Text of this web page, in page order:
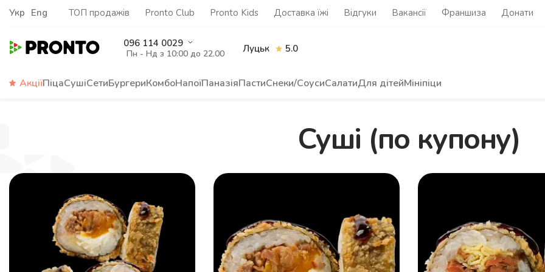
Укр Eng ТОП продажів Pronto Club Pronto Kids Доставка їжі Відгуки Вакансії Франшиза Донати
096 114 0029
Пн - Нд з 10:00 до 22.00 Луцьк 5.0
АкціїПіцаСушіСетиБургериКомбоНапоїПаназіяПастиСнеки/СоусиСалатиДля дітейМініпіци
Суші (по купону)